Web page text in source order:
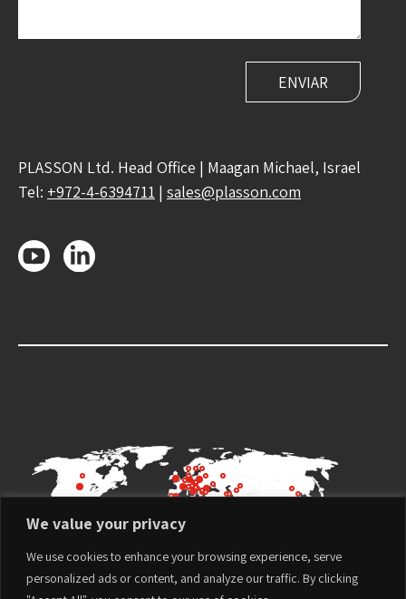
We value your privacy
We use cookies to enhance your browsing experience, serve
personalized ads or content, and analyze our traffic. By clicking
PLASSON Ltd. Head Office | Maagan Michael, Israel
Tel: +972-4-6394711 | sales@plasson.com